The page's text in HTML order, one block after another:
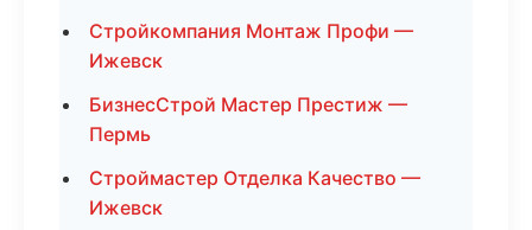
Стройкомпания Монтаж Профи —
Ижевск
БизнесСтрой Мастер Престиж —
Пермь
Строймастер Отделка Качество —
Ижевск